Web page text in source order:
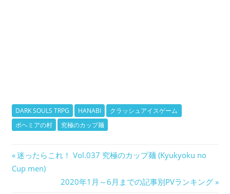
DARK SOULS TRPG HANABI
クラッシュアイスゲーム
ボヘミアの村
究極のカップ麺
投
稿
前
の
迷ったらこれ！ Vol.037 究極のカップ麺 (Kyukyoku no
Cup men)
次
2020年1月～6月までの記事別PVランキング